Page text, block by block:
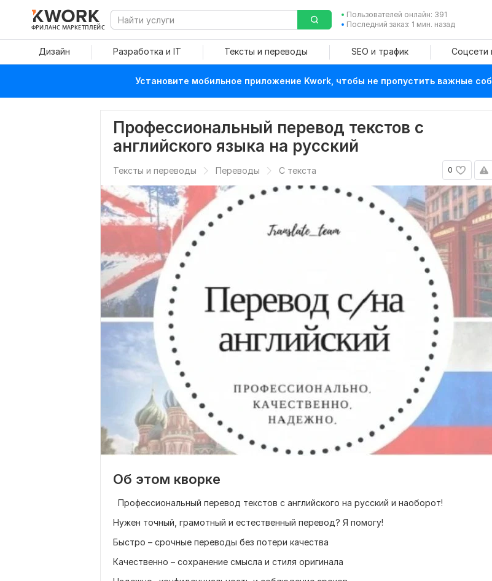
ФРИЛАНС МАРКЕТПЛЕЙС
Пользователей онлайн: 391
Последний заказ: 1 мин. назад
Дизайн Разработка и IT Тексты и переводы SEO и трафик Соцсети
Установите мобильное приложение Kwork, чтобы не пропустить важные
Профессиональный перевод текстов с
английского языка на русский
0
Тексты и переводы Переводы С текста
Об этом кворке
Профессиональный перевод текстов с английского на русский и наоборот!
Нужен точный, грамотный и естественный перевод? Я помогу!
Быстро – срочные переводы без потери качества
Качественно – сохранение смысла и стиля оригинала